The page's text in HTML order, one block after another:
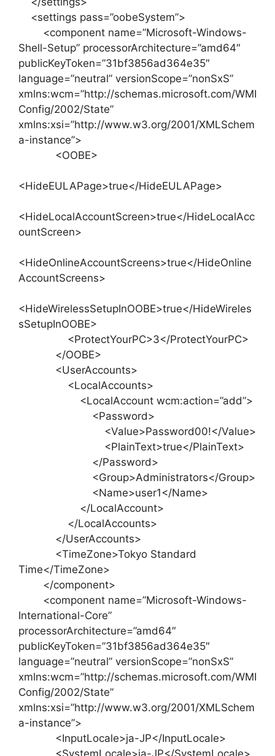
<settings pass=”oobeSystem”>
<component name=”Microsoft-Windows-
Shell-Setup” processorArchitecture=”amd64″
publicKeyToken=”31bf3856ad364e35″
language=”neutral” versionScope=”nonSxS”
xmlns:wcm=”http://schemas.microsoft.com/WMI
Config/2002/State”
xmlns:xsi=”http://www.w3.org/2001/XMLSchem
a-instance”>
<OOBE>
<HideEULAPage>true</HideEULAPage>
<HideLocalAccountScreen>true</HideLocalAcc
ountScreen>
<HideOnlineAccountScreens>true</HideOnline
AccountScreens>
<HideWirelessSetupInOOBE>true</HideWireles
sSetupInOOBE>
<ProtectYourPC>3</ProtectYourPC>
</OOBE>
<UserAccounts>
<LocalAccounts>
<LocalAccount wcm:action=”add”>
<Password>
<Value>Password00!</Value>
<PlainText>true</PlainText>
</Password>
<Group>Administrators</Group>
<Name>user1</Name>
</LocalAccount>
</LocalAccounts>
</UserAccounts>
<TimeZone>Tokyo Standard
Time</TimeZone>
</component>
<component name=”Microsoft-Windows-
International-Core”
processorArchitecture=”amd64″
publicKeyToken=”31bf3856ad364e35″
language=”neutral” versionScope=”nonSxS”
xmlns:wcm=”http://schemas.microsoft.com/WMI
Config/2002/State”
xmlns:xsi=”http://www.w3.org/2001/XMLSchem
a-instance”>
<InputLocale>ja-JP</InputLocale>